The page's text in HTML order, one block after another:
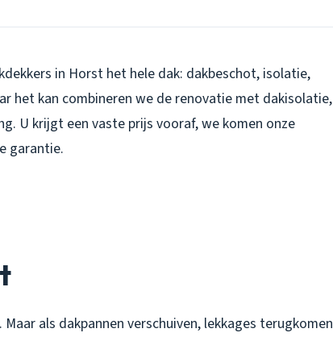
in Horst het hele dak: dakbeschot, isolatie,
het kan combineren we de renovatie met dakisolatie,
U krijgt een vaste prijs vooraf, we komen onze
garantie.
als dakpannen verschuiven, lekkages terugkomen